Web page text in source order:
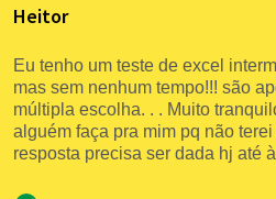
Heitor
Eu tenho um teste de excel
mas sem nenhum tempo!!! são
múltipla escolha. . . Muito
alguém faça pra mim pq não
resposta precisa ser dada hj até